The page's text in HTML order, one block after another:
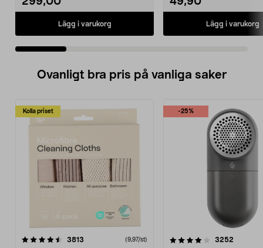
Lägg i varukorg Lägg i varukorg
Ovanligt bra pris på vanliga saker
Kolla priset
3813 (9,97/st)
-25%
4.0av 5 stjärnor 3252
4.5av 5 stjärnor